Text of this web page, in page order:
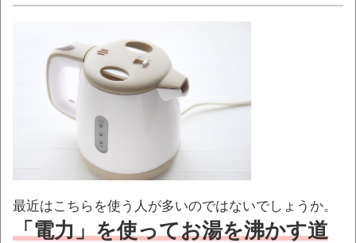
最近はこちらを使う人が多いのではないでしょうか。
「電力」を使ってお湯を沸かす道